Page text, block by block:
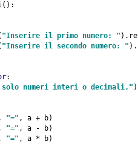
"Inserire il primo numero: "
"Inserire il secondo numero: "
numeri interi o decimali." )
"="
"="
"="